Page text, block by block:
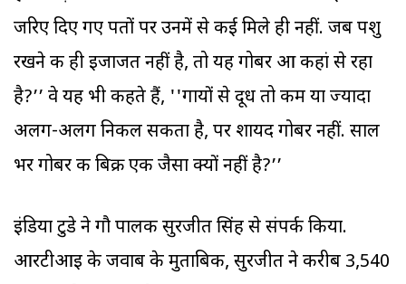
जरिए दिए गए पतों पर उनमें से कई मिले ही नहीं. जब पशु
रखने की ही इजाजत नहीं है, तो यह गोबर आ कहां से रहा
है?’’ वे यह भी कहते हैं, ''गायों से दूध तो कम या ज्यादा
अलग-अलग निकल सकता है, पर शायद गोबर नहीं. साल
भर गोबर की बिक्री एक जैसा क्यों नहीं है?’’
इंडिया टुडे ने गौ पालक सुरजीत सिंह से संपर्क किया.
आरटीआइ के जवाब के मुताबिक, सुरजीत ने करीब 3,540